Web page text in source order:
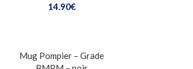
14.90€
Mug Pompier – Grade